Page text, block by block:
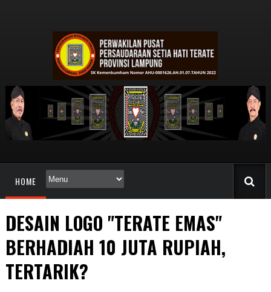
HOME
DESAIN LOGO "TERATE EMAS"
BERHADIAH 10 JUTA RUPIAH,
TERTARIK?